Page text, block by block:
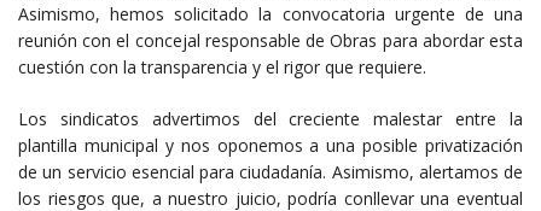
Asimismo, hemos solicitado la convocatoria urgente de una
reunión con el concejal responsable de Obras para abordar esta
cuestión con la transparencia y el rigor que requiere.
Los sindicatos advertimos del creciente malestar entre la
plantilla municipal y nos oponemos a una posible privatización
de un servicio esencial para ciudadanía. Asimismo, alertamos de
los riesgos que, a nuestro juicio, podría conllevar una eventual